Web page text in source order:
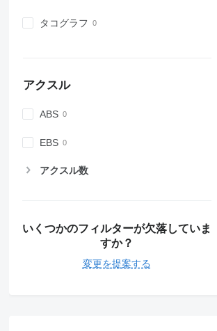
タコグラフ
アクスル
ABS
EBS
アクスル数
いくつかのフィルターが欠落していま
すか？
変更を提案する